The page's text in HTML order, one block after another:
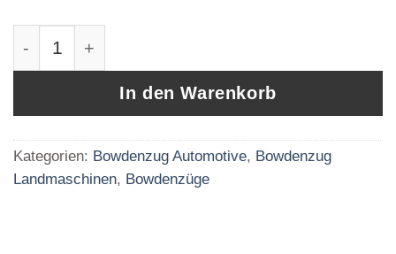
In den Warenkorb
Kategorien: Bowdenzug Automotive, Bowdenzug
Landmaschinen, Bowdenzüge